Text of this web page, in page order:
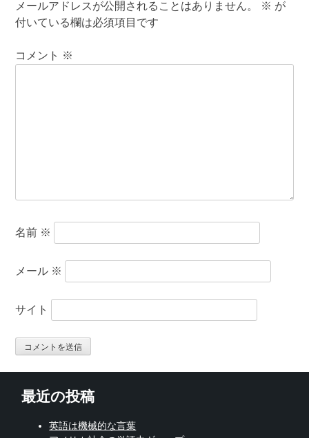
メールアドレスが公開されることはありません。 ※ が
付いている欄は必須項目です
コメント ※
名前 ※
メール ※
サイト
最近の投稿
英語は機械的な言葉